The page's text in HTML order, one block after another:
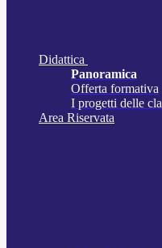
Didattica
Panoramica
Offerta formativa
I progetti delle
Area Riservata